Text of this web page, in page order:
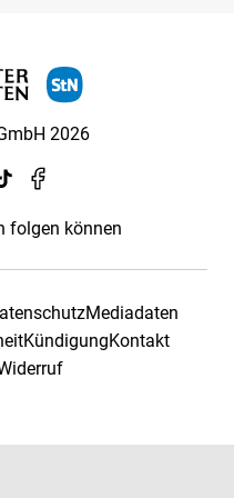
2026
folgen können
Mediadaten
KündigungKontakt